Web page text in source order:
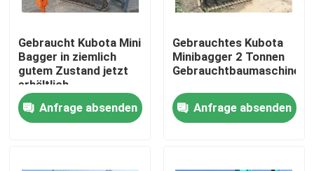
Gebraucht Kubota Mini
Bagger in ziemlich
gutem Zustand jetzt
erhältlich
Anfrage absenden
Gebrauchtes Kubota
Minibagger 2 Tonnen
Gebrauchtbaumaschinen
Anfrage absenden